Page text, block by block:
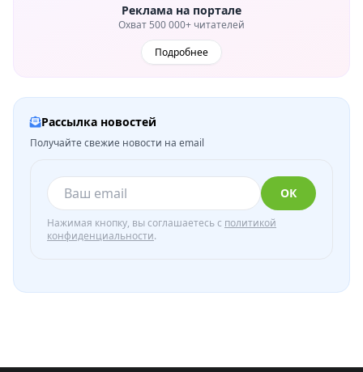
Реклама на портале
Охват 500 000+ читателей
Подробнее
Рассылка новостей
Получайте свежие новости на email
ОК
Нажимая кнопку, вы соглашаетесь с политикой
конфиденциальности.